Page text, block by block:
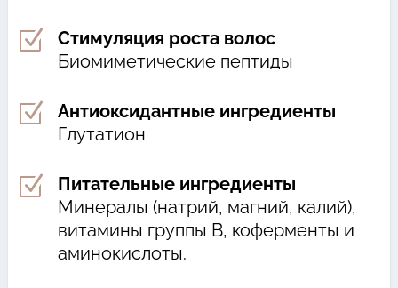
Z
Стимуляция роста волос
Биомиметические пептиды
Z
Антиоксидантные ингредиенты
Глутатион
Z
Питательные ингредиенты
Минералы (натрий, магний, калий),
витамины группы В, коферменты и
аминокислоты.